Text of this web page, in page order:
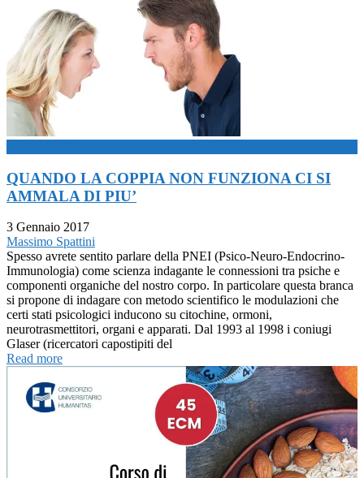
QUANDO LA COPPIA NON FUNZIONA CI SI
AMMALA DI PIU’
3 Gennaio 2017
Massimo Spattini
Spesso avrete sentito parlare della PNEI (Psico-Neuro-Endocrino-
Immunologia) come scienza indagante le connessioni tra psiche e
componenti organiche del nostro corpo. In particolare questa branca
si propone di indagare con metodo scientifico le modulazioni che
certi stati psicologici inducono su citochine, ormoni,
neurotrasmettitori, organi e apparati. Dal 1993 al 1998 i coniugi
Glaser (ricercatori capostipiti del
Read more